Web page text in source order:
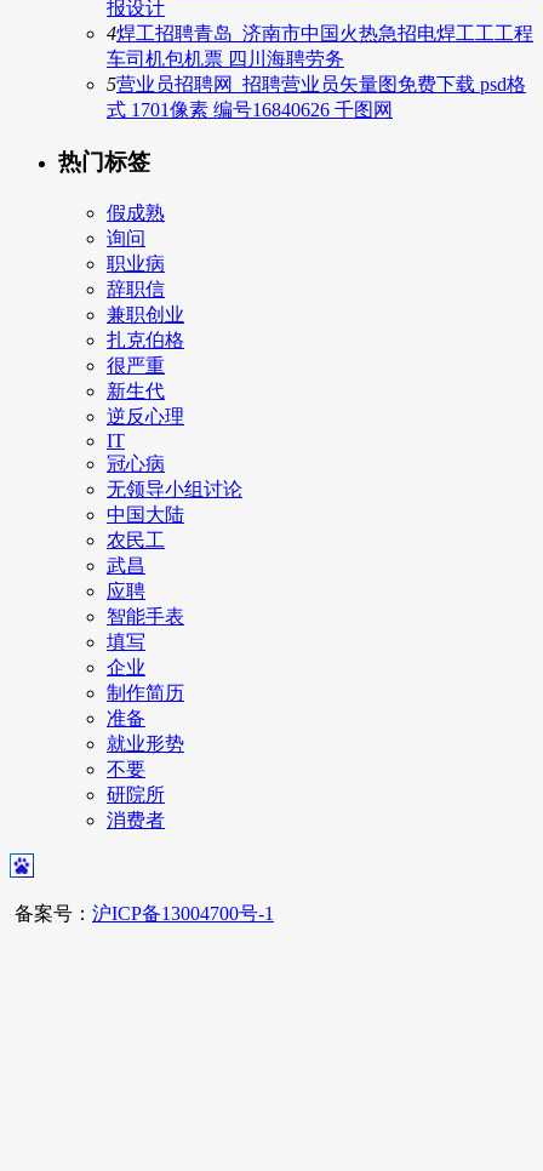
报设计
4焊工招聘青岛_济南市中国火热急招电焊工工工程
车司机包机票 四川海聘劳务
5营业员招聘网_招聘营业员矢量图免费下载 psd格
式 1701像素 编号16840626 千图网
热门标签
假成熟
询问
职业病
辞职信
兼职创业
扎克伯格
很严重
新生代
逆反心理
IT
冠心病
无领导小组讨论
中国大陆
农民工
武昌
应聘
智能手表
填写
企业
制作简历
准备
就业形势
不要
研院所
消费者
备案号： 沪ICP备13004700号-1